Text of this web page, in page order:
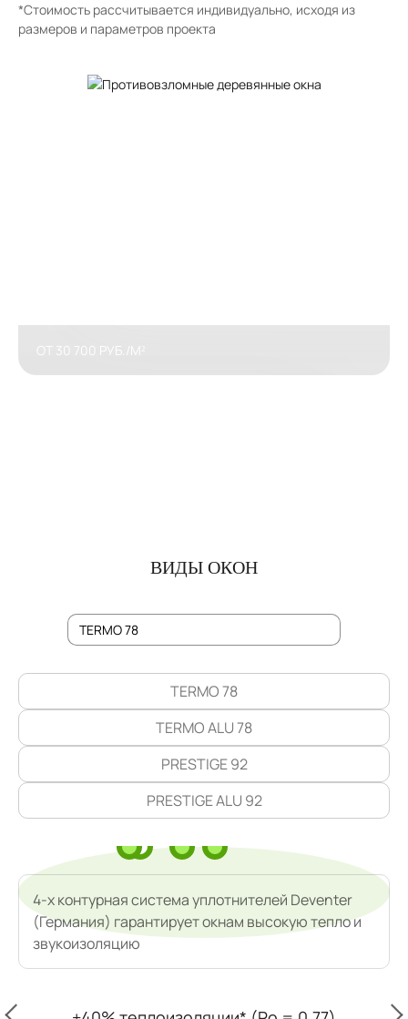
*Стоимость рассчитывается индивидуально, исходя из
размеров и параметров проекта
ОТ 30 700 РУБ./М²
ВИДЫ ОКОН
TERMO 78
TERMO ALU 78
PRESTIGE 92
PRESTIGE ALU 92
4-х контурная система уплотнителей Deventer
(Германия) гарантирует окнам высокую тепло и
звукоизоляцию